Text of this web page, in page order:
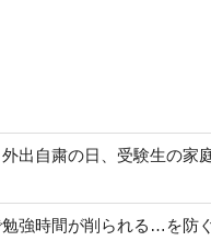
出自粛の日、受験生の家
強時間が削られる…を防